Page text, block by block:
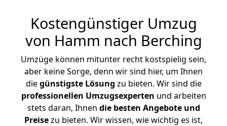
Kostengünstiger Umzug
von Hamm nach Berching
Umzüge können mitunter recht kostspielig sein,
aber keine Sorge, denn wir sind hier, um Ihnen
diegünstigste Lösung zu bieten. Wir sind die
professionellen Umzugsexperten und arbeiten
stets daran, Ihnen die besten Angebote und
Preisezu bieten. Wir wissen, wie wichtig es ist,